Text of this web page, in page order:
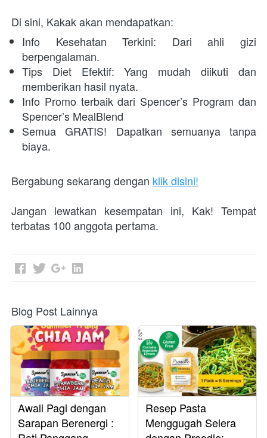
Di sini, Kakak akan mendapatkan:
Info Kesehatan Terkini: Dari ahli gizi
berpengalaman.
Tips Diet Efektif: Yang mudah diikuti dan
memberikan hasil nyata.
Info Promo terbaik dari Spencer’s Program dan
Spencer’s MealBlend
Semua GRATIS! Dapatkan semuanya tanpa
biaya.
Bergabung sekarang dengan klik disini!
Jangan lewatkan kesempatan ini, Kak! Tempat
terbatas 100 anggota pertama.
Blog Post Lainnya
Awali Pagi dengan
Sarapan Berenergi :
Resep Pasta
Menggugah Selera